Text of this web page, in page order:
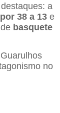
a
38 a 13 e
basquete
no